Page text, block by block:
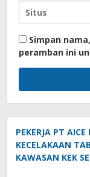
Simpan
peramban ini
PEKERJA PT AICE
KECELAKAAN
KAWASAN KEK